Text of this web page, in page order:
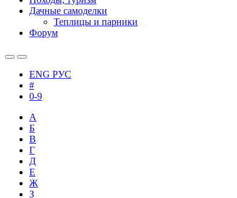
Дачные самоделки
Теплицы и парники
Форум
ENG РУС
#
0-9
А
Б
В
Г
Д
Е
Ж
З